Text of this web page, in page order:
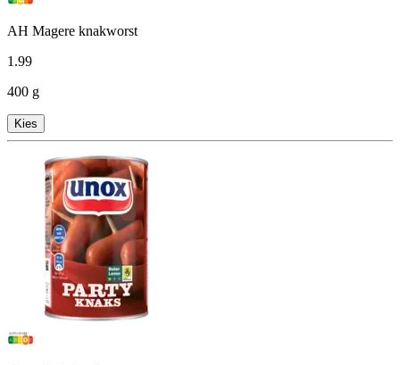
AH Magere knakworst
1.99
400 g
Kies